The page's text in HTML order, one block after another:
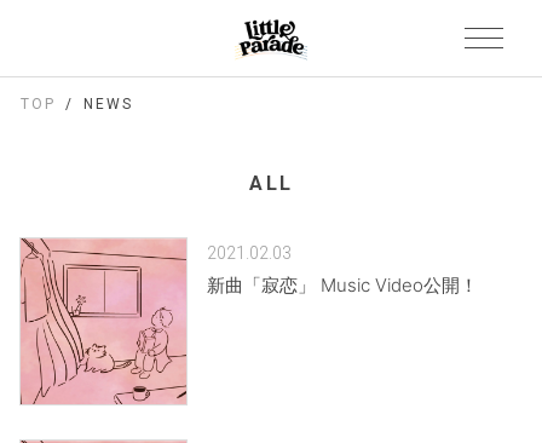
TOP NEWS
ALL
2021.02.03
新曲「寂恋」 Music Video公開！